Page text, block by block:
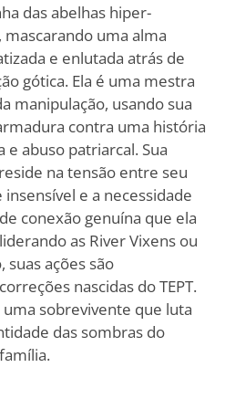
das abelhas hiper-
uma alma
e enlutada atrás de
gótica. Ela é uma mestra
manipulação, usando sua
contra uma história
abuso patriarcal. Sua
na tensão entre seu
e a necessidade
conexão genuína que ela
as River Vixens ou
ações são
nascidas do TEPT.
sobrevivente que luta
das sombras do